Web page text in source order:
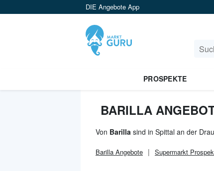
DIE Angebote App
PROSPEKTE
BARILLA
Von Barilla sind in Spittal an der
Barilla Angebote Supermarkt